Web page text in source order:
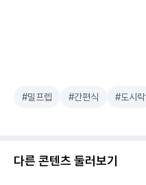
#밀프렙 #간편식 #도시락
다른 콘텐츠 둘러보기